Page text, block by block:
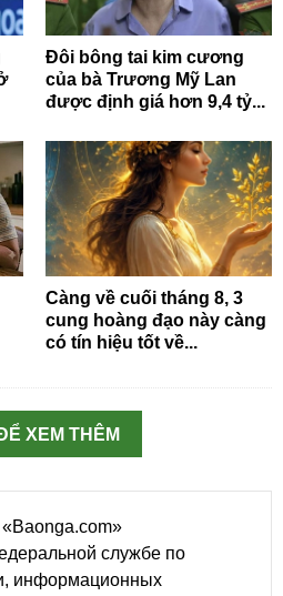
Đôi bông tai kim cương
của bà Trương Mỹ Lan
được định giá hơn 9,4 tỷ...
Càng về cuối tháng 8, 3
cung hoàng đạo này càng
có tín hiệu tốt về...
XEM THÊM
службе по
информационных